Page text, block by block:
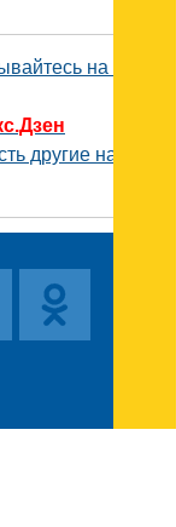
на наш
другие наши